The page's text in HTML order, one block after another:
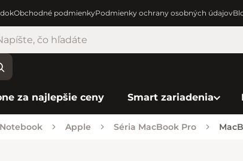
Obchodné podmienkyPodmienky ochrany osobných údajov
za najlepšie ceny Smart zariadenia
Notebook Apple Séria MacBook Pro